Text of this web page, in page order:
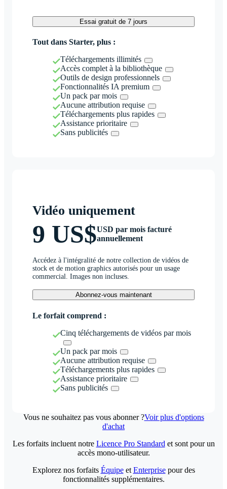
Essai gratuit de 7 jours
Tout dans Starter, plus :
Téléchargements illimités
Accès complet à la bibliothèque
Outils de design professionnels
Fonctionnalités IA premium
Un pack par mois
Aucune attribution requise
Téléchargements plus rapides
Assistance prioritaire
Sans publicités
Vidéo uniquement
9 US$USD par mois facturé
annuellement
Accédez à l'intégralité de notre collection de vidéos de
stock et de motion graphics autorisés pour un usage
commercial. Images non incluses.
Abonnez-vous maintenant
Le forfait comprend :
Cinq téléchargements de vidéos par mois
Un pack par mois
Aucune attribution requise
Téléchargements plus rapides
Assistance prioritaire
Sans publicités
Vous ne souhaitez pas vous abonner ?Voir plus d'options
d'achat
Les forfaits incluent notre Licence Pro Standard et sont pour un
accès mono-utilisateur.
Explorez nos forfaits Équipeet Enterprisepour des
fonctionnalités supplémentaires.